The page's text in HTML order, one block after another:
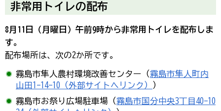
非常用トイレの配布
8月11日（月曜日）午前9時から非常用トイレを配布しま
す。
配布場所は、次の2か所です。
霧島市隼人農村環境改善センター（霧島市隼人町内
山田1-14-10（外部サイトへリンク）
）
霧島市お祭り広場駐車場（霧島市国分中央3丁目40-10